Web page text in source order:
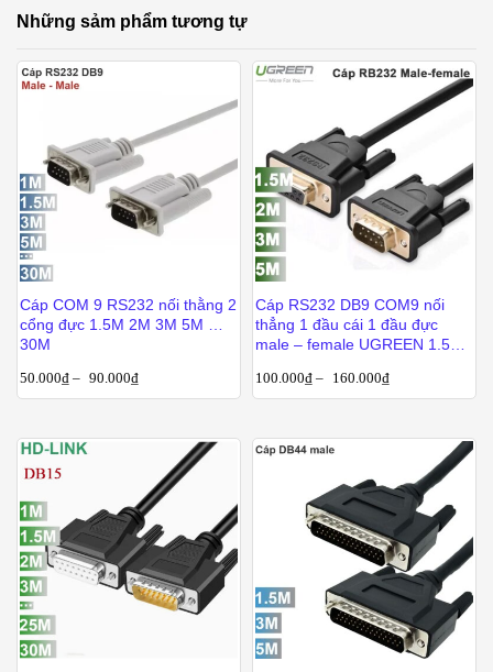
Những sảm phẩm tương tự
Cáp COM 9 RS232 nối thằng 2
cổng đực 1.5M 2M 3M 5M …
30M
50.000₫ – 90.000₫
Cáp RS232 DB9 COM9 nối
thẳng 1 đầu cái 1 đầu đực
male – female UGREEN 1.5M
100.000₫ – 160.000₫